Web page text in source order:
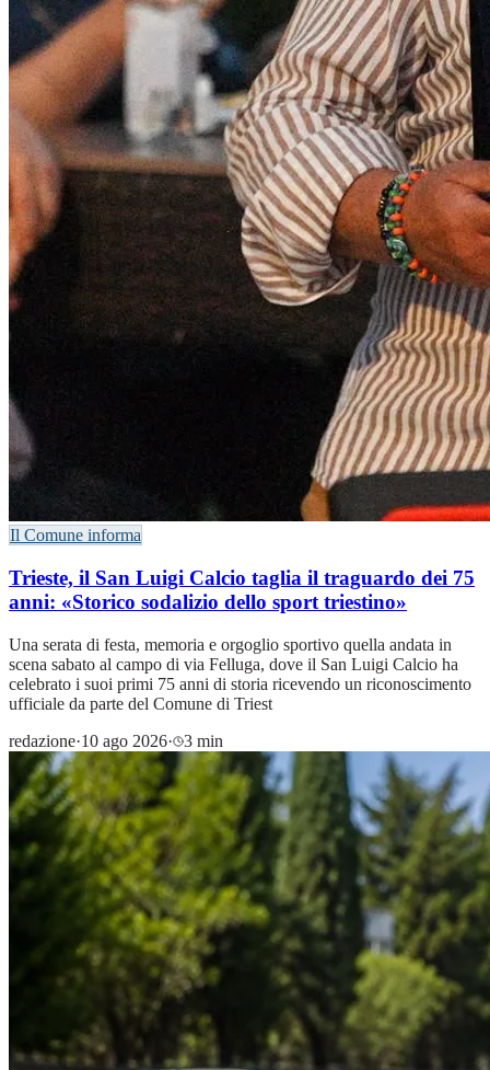
Il Comune informa
Trieste, il San Luigi Calcio taglia il traguardo dei 75
anni: «Storico sodalizio dello sport triestino»
Una serata di festa, memoria e orgoglio sportivo quella andata in
scena sabato al campo di via Felluga, dove il San Luigi Calcio ha
celebrato i suoi primi 75 anni di storia ricevendo un riconoscimento
ufficiale da parte del Comune di Triest
redazione·10 ago 2026· 3 min